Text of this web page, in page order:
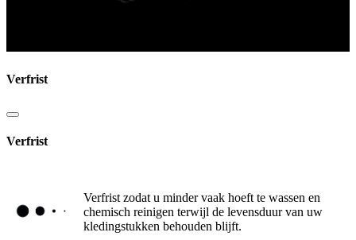
Verfrist
Verfrist
Verfrist zodat u minder vaak hoeft te wassen en
chemisch reinigen terwijl de levensduur van uw
kledingstukken behouden blijft.